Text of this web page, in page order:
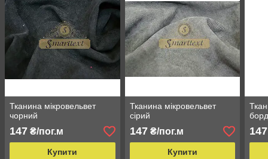
Тканина мікровельвет
чорний
147 ₴/пог.м
Купити
Тканина мікровельвет
сірий
147₴/пог.м
Купити
147